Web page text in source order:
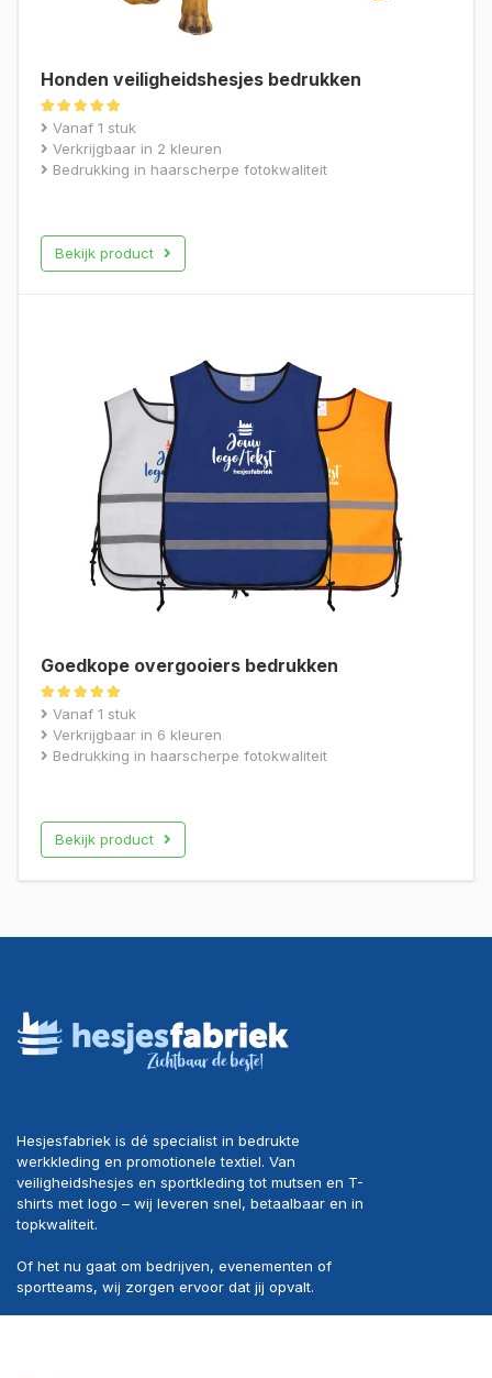
Honden veiligheidshesjes bedrukken
Gewaardeerd
5.00
uit 5
Vanaf 1 stuk
Verkrijgbaar in 2 kleuren
Bedrukking in haarscherpe fotokwaliteit
Bekijk product
Goedkope overgooiers bedrukken
Gewaardeerd
5.00
uit 5
Vanaf 1 stuk
Verkrijgbaar in 6 kleuren
Bedrukking in haarscherpe fotokwaliteit
Bekijk product
Hesjesfabriek is dé specialist in bedrukte
werkkleding en promotionele textiel. Van
veiligheidshesjes en sportkleding tot mutsen en T-
shirts met logo – wij leveren snel, betaalbaar en in
topkwaliteit.
Of het nu gaat om bedrijven, evenementen of
sportteams, wij zorgen ervoor dat jij opvalt.